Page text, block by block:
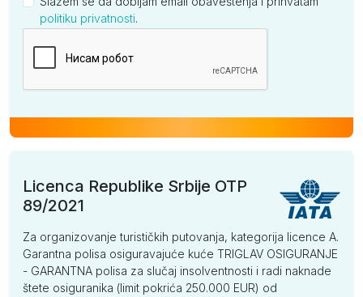
politiku privatnosti.
Licenca Republike Srbije OTP
89/2021
Za organizovanje turističkih putovanja, kategorija licence A.
Garantna polisa osiguravajuće kuće TRIGLAV OSIGURANJE
- GARANTNA polisa za slučaj insolventnosti i radi naknade
štete osiguranika (limit pokrića 250.000 EUR) od